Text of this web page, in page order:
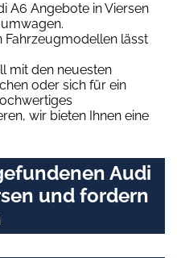
A6 Angebote in Viersen
Fahrzeugmodellen lässt
mit den neuesten
oder sich für ein
wir bieten Ihnen eine
Audi
und fordern